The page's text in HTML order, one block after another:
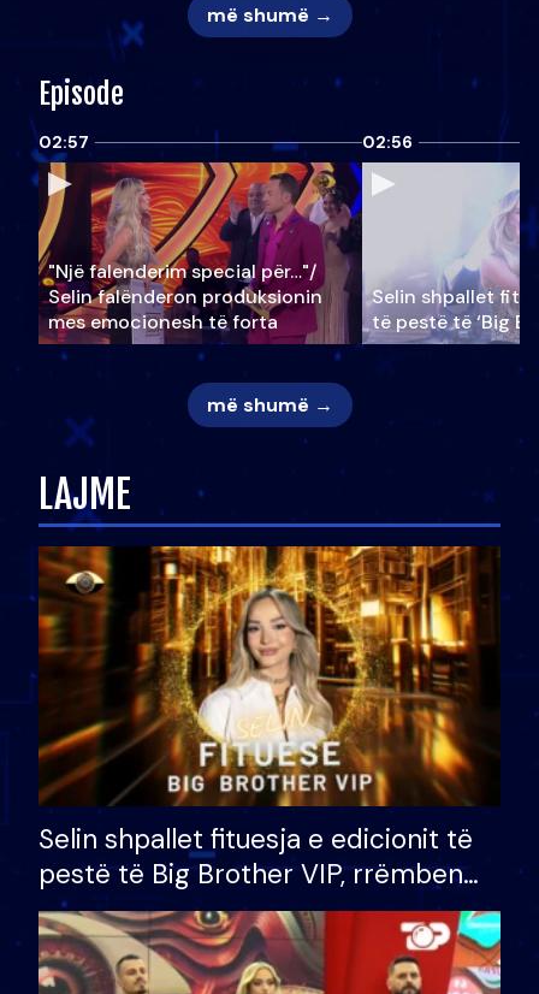
më shumë →
Episode
02:57
"Një falenderim special për…"/
Selin falënderon produksionin
mes emocionesh të forta
02:56
Selin shpallet
të pestë të ‘Big
më shumë →
LAJME
Selin shpallet fituesja e edicionit të
pestë të Big Brother VIP, rrëmben
çmimin e madh prej 100 mijë eurosh